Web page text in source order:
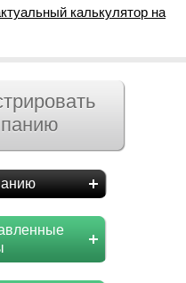
калькулятор на